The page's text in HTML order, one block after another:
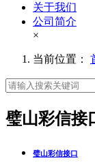
关于我们
公司简介
×
当前位置：
璧山彩信接
璧山彩信接口